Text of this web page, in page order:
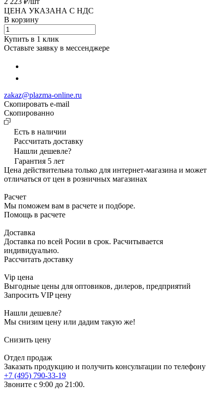
ЦЕНА УКАЗАНА С НДС
В корзину
Купить в 1 клик
Оставьте заявку в мессенджере
zakaz@plazma-online.ru
Скопировать e-mail
Cкопированно
Есть в наличии
Рассчитать доставку
Нашли дешевле?
Гарантия 5 лет
Цена действительна только для интернет-магазина и может
отличаться от цен в розничных магазинах
Расчет
Мы поможем вам в расчете и подборе.
Помощь в расчете
Доставка
Доставка по всей Росии в срок. Расчитывается
индивидуально.
Рассчитать доставку
Vip цена
Выгодные цены для оптовиков, дилеров, предприятий
Запросить VIP цену
Нашли дешевле?
Мы снизим цену или дадим такую же!
Снизить цену
Отдел продаж
Заказать продукцию и получить консультации по телефону
+7 (495) 790-33-19
Звоните с 9:00 до 21:00.